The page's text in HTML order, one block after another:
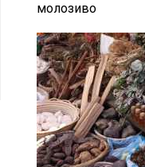
молозиво